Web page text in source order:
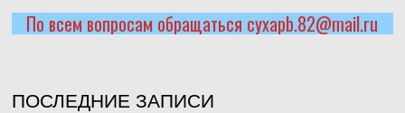
По всем вопросам обращаться cyxapb.82@mail.ru
ПОСЛЕДНИЕ ЗАПИСИ